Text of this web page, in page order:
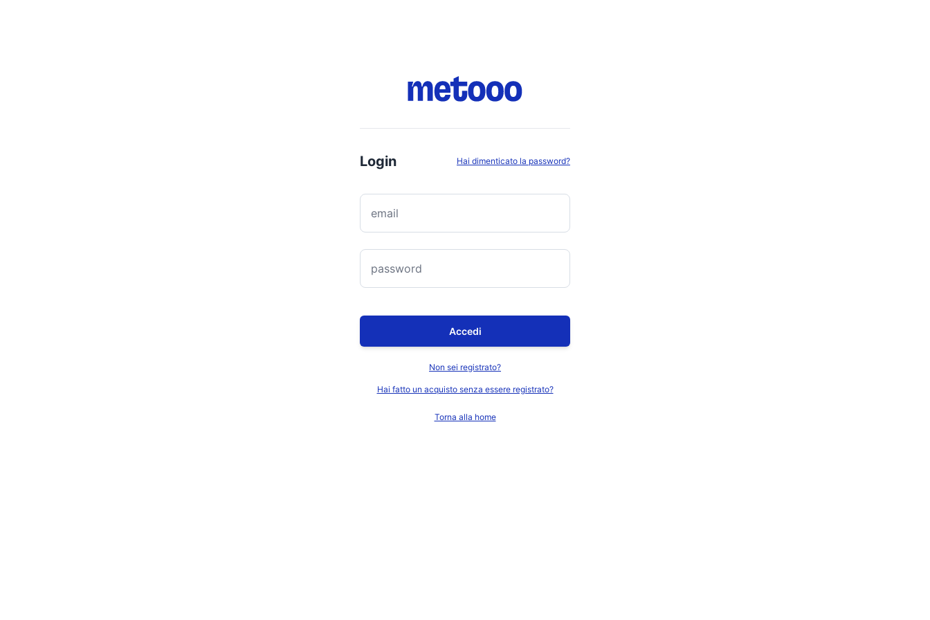
Login Hai dimenticato la password?
email
password
Accedi
Non sei registrato?
Hai fatto un acquisto senza essere registrato?
Torna alla home